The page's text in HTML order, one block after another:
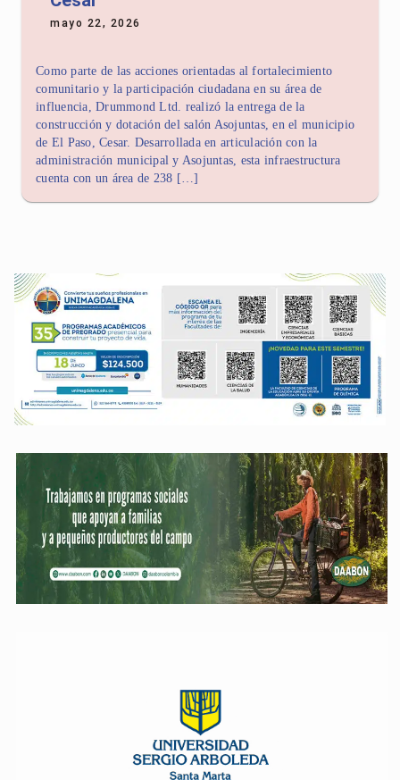
mayo 22, 2026
Como parte de las acciones orientadas al fortalecimiento
comunitario y la participación ciudadana en su área de
influencia, Drummond Ltd. realizó la entrega de la
construcción y dotación del salón Asojuntas, en el municipio
de El Paso, Cesar. Desarrollada en articulación con la
administración municipal y Asojuntas, esta infraestructura
cuenta con un área de 238 […]